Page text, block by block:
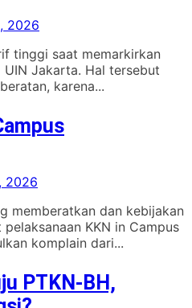
2026
tinggi saat memarkirkan
UIN Jakarta. Hal tersebut
karena...
2026
memberatkan dan kebijakan
KKN in Campus
komplain dari...
PTKN-BH,